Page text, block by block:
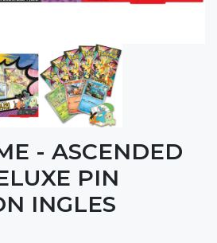
- ASCENDED
PIN
INGLES